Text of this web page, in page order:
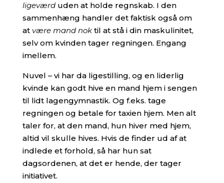
ligeværduden at holde regnskab. I den
sammenhæng handler det faktisk også om
at være mand noktil at stå i din maskulinitet,
selv om kvinden tager regningen. Engang
imellem.
Nuvel – vi har da ligestilling, og en liderlig
kvinde kan godt hive en mand hjem i sengen
til lidt lagengymnastik. Og f.eks. tage
regningen og betale for taxien hjem. Men alt
taler for, at den mand, hun hiver med hjem,
altid vil skulle hives. Hvis de finder ud af at
indlede et forhold, så har hun sat
dagsordenen, at det er hende, der tager
initiativet.